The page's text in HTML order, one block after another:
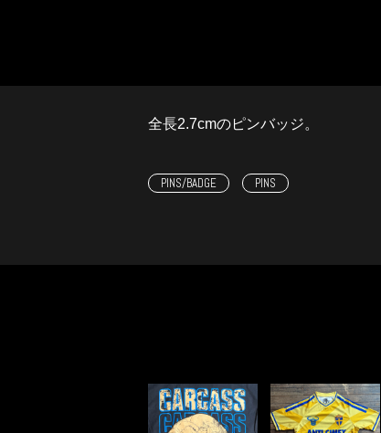
全長2.7cmのピンバッジ。
PINS/BADGE PINS